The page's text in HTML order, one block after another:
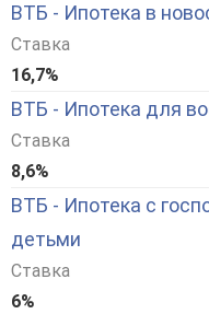
ВТБ - Ипотека в
Ставка
16,7%
ВТБ - Ипотека для
Ставка
8,6%
ВТБ - Ипотека с
детьми
Ставка
6%